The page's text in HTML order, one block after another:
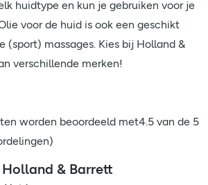
huidtype en kun je gebruiken voor je
voor de huid is ook een geschikt
(sport) massages. Kies bij Holland &
verschillende merken!
worden beoordeeld met4.5 van de 5
& Barrett